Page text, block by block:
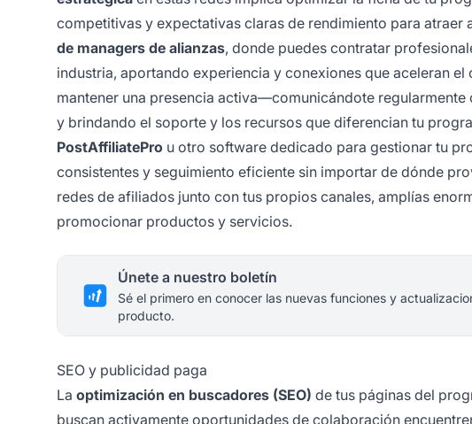
competitivas y expectativas claras de rendimiento para atraer
de managers de alianzas, donde puedes contratar
industria, aportando experiencia y conexiones que aceleran
mantener una presencia activa—comunicándote
y brindando el soporte y los recursos que diferencian tu
PostAffiliatePro u otro software dedicado para gestionar tu
consistentes y seguimiento eficiente sin importar de dónde
redes de afiliados junto con tus propios canales, amplías
promocionar productos y servicios.
Únete a nuestro boletín
Sé el primero en conocer las nuevas funciones y
producto.
SEO y publicidad paga
La optimización en buscadores (SEO) de tus páginas del
buscan activamente oportunidades de colaboración